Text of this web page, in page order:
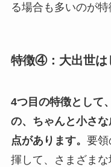
る場合も多いのが特
特徴④：大出世は
4つ目の特徴として
の、ちゃんと小さ
点があります。 要領
揮して、さまざま